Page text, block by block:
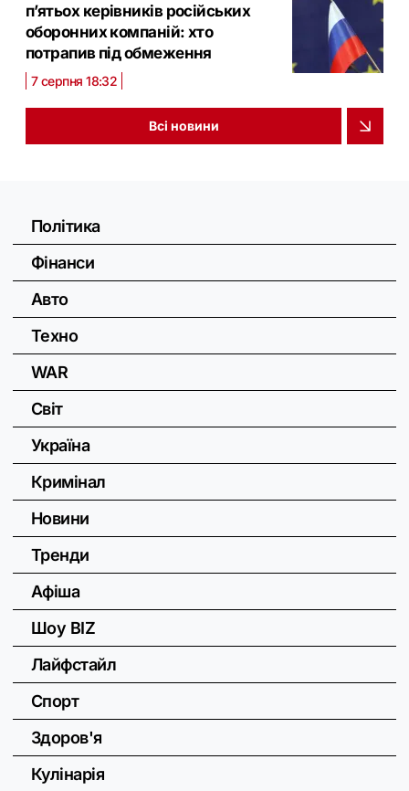
п’ятьох керівників російських
оборонних компаній: хто
потрапив під обмеження
7 серпня 18:32
Всі новини
Політика
Фінанси
Авто
Техно
WAR
Світ
Україна
Кримінал
Новини
Тренди
Афіша
Шоу BIZ
Лайфстайл
Спорт
Здоров'я
Кулінарія